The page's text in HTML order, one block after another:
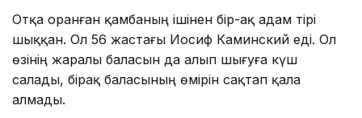
Отқа оранған қамбаның ішінен бір-ақ адам тірі
шыққан. Ол 56 жастағы Иосиф Каминский еді. Ол
өзінің жаралы баласын да алып шығуға күш
салады, бірақ баласының өмірін сақтап қала
алмады.